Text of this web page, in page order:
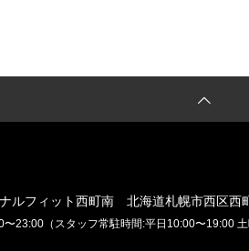
ルフィット西町南 北海道札幌市西区西
23:00（スタッフ常駐時間:平日10:00〜19:00 土